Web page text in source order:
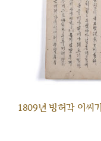
1809년 빙허각 이씨